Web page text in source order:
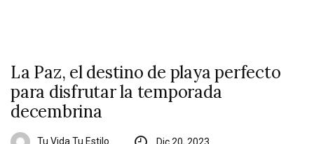
La Paz, el destino de playa perfecto
para disfrutar la temporada
decembrina
Tu Vida Tu Estilo